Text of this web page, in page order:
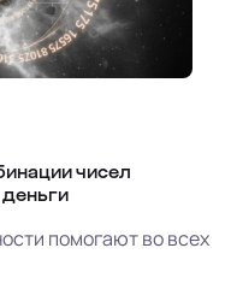
чисел
помогают во всех